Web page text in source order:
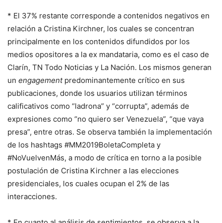
* El 37% restante corresponde a contenidos negativos en
relación a Cristina Kirchner, los cuales se concentran
principalmente en los contenidos difundidos por los
medios opositores a la ex mandataria, como es el caso de
Clarín, TN Todo Noticias y La Nación. Los mismos generan
un engagementpredominantemente crítico en sus
publicaciones, donde los usuarios utilizan términos
calificativos como “ladrona” y “corrupta”, además de
expresiones como “no quiero ser Venezuela”, “que vaya
presa”, entre otras. Se observa también la implementación
de los hashtags #MM2019BoletaCompleta y
#NoVuelvenMás, a modo de crítica en torno a la posible
postulación de Cristina Kirchner a las elecciones
presidenciales, los cuales ocupan el 2% de las
interacciones.